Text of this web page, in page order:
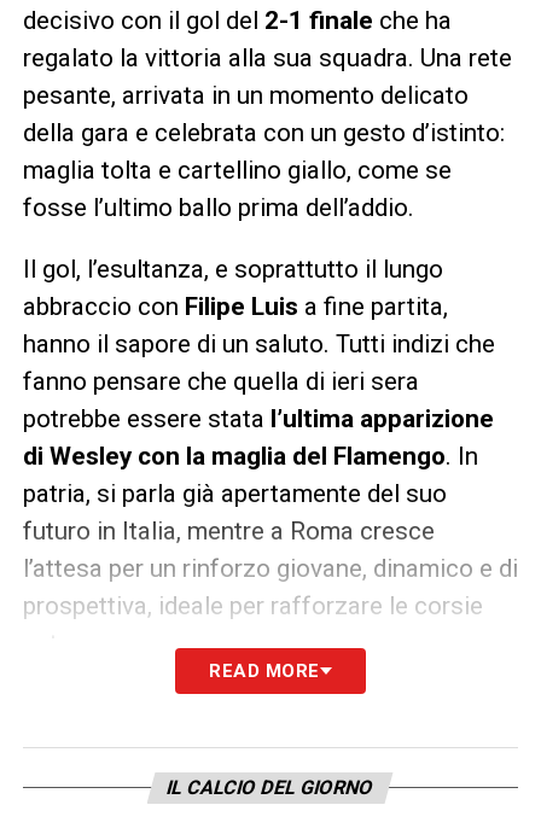
decisivo con il gol del 2-1 finale che ha
regalato la vittoria alla sua squadra. Una rete
pesante, arrivata in un momento delicato
della gara e celebrata con un gesto d’istinto:
maglia tolta e cartellino giallo, come se
fosse l’ultimo ballo prima dell’addio.
Il gol, l’esultanza, e soprattutto il lungo
abbraccio con Filipe Luis a fine partita,
hanno il sapore di un saluto. Tutti indizi che
fanno pensare che quella di ieri sera
potrebbe essere stata l’ultima apparizione
di Wesley con la maglia del Flamengo. In
patria, si parla già apertamente del suo
futuro in Italia, mentre a Roma cresce
l’attesa per un rinforzo giovane, dinamico e di
prospettiva, ideale per rafforzare le corsie
Tiago Pinto lavora con determinazione per
consegnare a Daniele De Rossi un esterno
READ MORE
IL CALCIO DEL GIORNO